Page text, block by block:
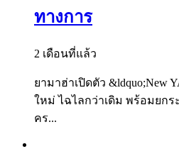
ทางการ
2 เดือนที่แล้ว
ยามาฮ่าเปิดตัว &ldquo;New
ใหม่ ไฉไลกว่าเดิม พร้อมยก
คร...